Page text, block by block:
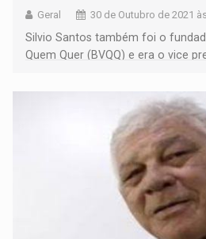
Geral 30 de Outubro de 2021
Silvio Santos também foi o
Quem Quer (BVQQ) e era o vice